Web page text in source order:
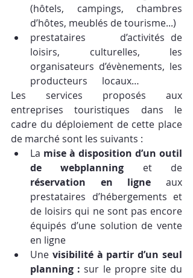
(hôtels, campings, chambres
d’hôtes, meublés de tourisme...)
prestataires      d’activités de
loisirs, culturelles, les
organisateurs d’évènements, les
producteurs      locaux…
Les services proposés aux
entreprises touristiques dans le
cadre du déploiement de cette place
de marché sont les suivants :
La mise à disposition d’un outil
de webplanning et de
réservation en ligne aux
prestataires d’hébergements et
de loisirs qui ne sont pas encore
équipés d’une solution de vente
en ligne
Une visibilité à partir d’un seul
planning : sur le propre site du